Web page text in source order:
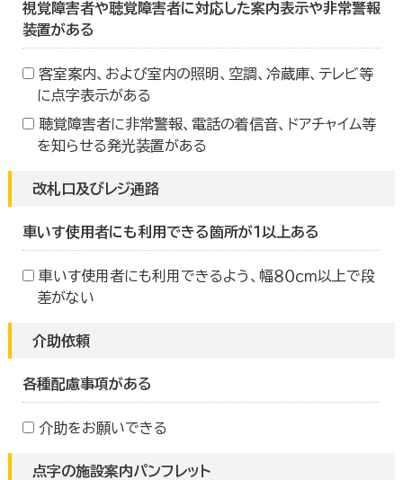
視覚障害者や聴覚障害者に対応した案内表示や非常警報
装置がある
客室案内、および室内の照明、空調、冷蔵庫、テレビ等
に点字表示がある
聴覚障害者に非常警報、電話の着信音、ドアチャイム等
を知らせる発光装置がある
改札口及びレジ通路
車いす使用者にも利用できる箇所が１以上ある
車いす使用者にも利用できるよう、幅８０ｃｍ以上で段
差がない
介助依頼
各種配慮事項がある
介助をお願いできる
点字の施設案内パンフレット